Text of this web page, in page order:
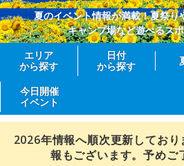
夏のイベント情報が満載！夏祭り
キャンプ場など遊べるス
エリア
から探す
日付
から探す
今日開催
イベント
2026年情報へ順次更新してお
報もございます。予めご